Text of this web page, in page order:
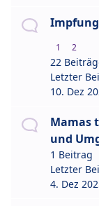
1 2
22
Letzter
10. Dez
Mamas
und
1 Beitrag
Letzter
4. Dez